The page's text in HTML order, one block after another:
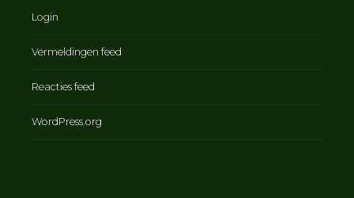
Login
Vermeldingen feed
Reacties feed
WordPress.org